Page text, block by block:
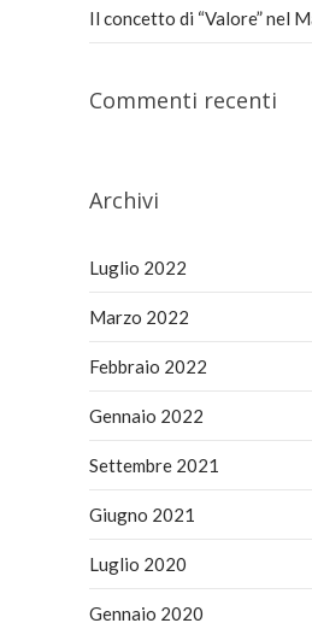
Il concetto di “Valore” nel
Commenti recenti
Archivi
Luglio 2022
Marzo 2022
Febbraio 2022
Gennaio 2022
Settembre 2021
Giugno 2021
Luglio 2020
Gennaio 2020